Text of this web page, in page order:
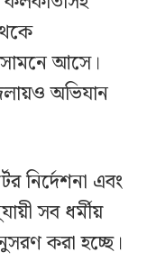
আসে।
অভিযান
নির্দেশনা এবং
সব ধর্মীয়
করা হচ্ছে।